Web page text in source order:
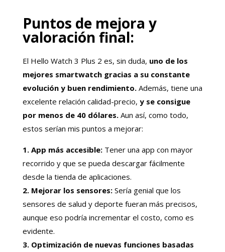
Puntos de mejora y
valoración final:
El Hello Watch 3 Plus 2 es, sin duda, uno de los
mejores smartwatch gracias a su constante
evolución y buen rendimiento.Además, tiene una
excelente relación calidad-precio, y se consigue
por menos de 40 dólares.Aun así, como todo,
estos serían mis puntos a mejorar:
1. App más accesible:Tener una app con mayor
recorrido y que se pueda descargar fácilmente
desde la tienda de aplicaciones.
2. Mejorar los sensores: Sería genial que los
sensores de salud y deporte fueran más precisos,
aunque eso podría incrementar el costo, como es
evidente.
3. Optimización de nuevas funciones basadas